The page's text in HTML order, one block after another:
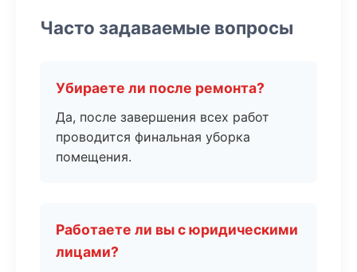
Часто задаваемые вопросы
Убираете ли после ремонта?
Да, после завершения всех работ
проводится финальная уборка
помещения.
Работаете ли вы с юридическими
лицами?